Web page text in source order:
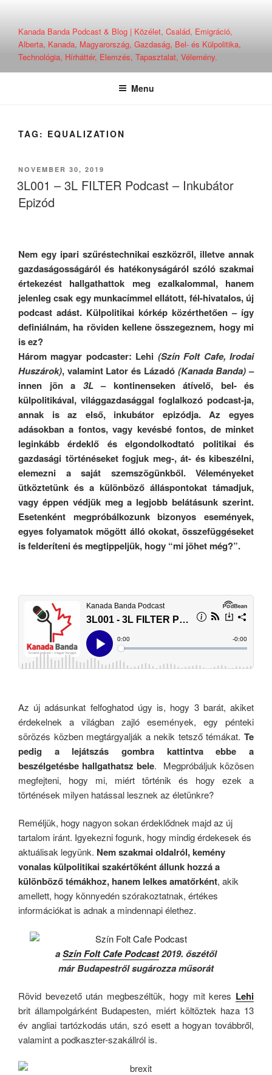
contentKanada Banda Podcast & Blog | Közélet, Család, Emigráció,
Alberta, Kanada, Magyarország, Gazdaság, Bel- és Külpolitika,
Technológia, Hírháttér, Elemzés, Tapasztalat, Vélemény.
Menu
TAG: EQUALIZATION
POSTED
ON
NOVEMBER 30, 2019
3L001 – 3L FILTER Podcast – Inkubátor
Epizód
Nem egy ipari szűréstechnikai eszközről, illetve annak
gazdaságosságáról és hatékonyságáról szóló szakmai
értekezést hallgathattok meg ezalkalommal, hanem
jelenleg csak egy munkacímmel ellátott, fél-hivatalos, új
podcast adást. Külpolitikai kórkép közérthetően – így
definiálnám, ha röviden kellene összegeznem, hogy mi
is ez?
Három magyar podcaster: Lehi (Szín Folt Cafe, Irodai
Huszárok), valamint Lator és Lázadó (Kanada Banda) –
innen jön a 3L– kontinenseken átívelő, bel- és
külpolitikával, világgazdasággal foglalkozó podcast-ja,
annak is az első, inkubátor epizódja.Az egyes
adásokban a fontos, vagy kevésbé fontos, de minket
leginkább érdeklő és elgondolkodtató politikai és
gazdasági történéseket fogjuk meg-, át- és kibeszélni,
elemezni a saját szemszögünkből. Véleményeket
ütköztetünk és a különböző álláspontokat támadjuk,
vagy éppen védjük meg a legjobb belátásunk szerint.
Esetenként megpróbálkozunk bizonyos események,
egyes folyamatok mögött álló okokat, összefüggéseket
is felderíteni és megtippeljük, hogy “mi jöhet még?”.
Az új adásunkat felfoghatod úgy is, hogy 3 barát, akiket
érdekelnek a világban zajló események, egy pénteki
sörözés közben megtárgyalják a nekik tetsző témákat. Te
pedig a lejátszás gombra kattintva ebbe a
beszélgetésbe hallgathatsz bele. Megpróbáljuk közösen
megfejteni, hogy mi, miért történik és hogy ezek a
történések milyen hatással lesznek az életünkre?
Reméljük, hogy nagyon sokan érdeklődnek majd az új
tartalom iránt. Igyekezni fogunk, hogy mindig érdekesek és
aktuálisak legyünk. Nem szakmai oldalról, kemény
vonalas külpolitikai szakértőként állunk hozzá a
különböző témákhoz, hanem lelkes amatőrként, akik
amellett, hogy könnyedén szórakoztatnak, értékes
információkat is adnak a mindennapi élethez.
aSzín Folt Cafe Podcast2019. őszétől
már Budapestről sugározza műsorát
Rövid bevezető után megbeszéltük, hogy mit keres Lehi
brit állampolgárként Budapesten, miért költöztek haza 13
év angliai tartózkodás után, szó esett a hogyan továbbről,
valamint a podkaszter-szakállról is.